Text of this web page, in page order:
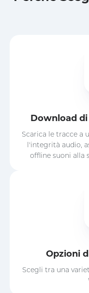
Download
Scarica le tracce a
l'integrità audio,
offline suoni alla
Opzioni
Scegli tra una